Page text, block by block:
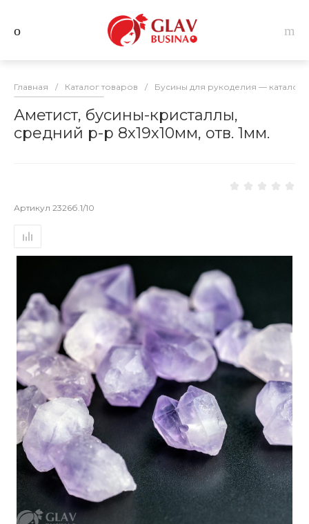
Главная / Каталог товаров / Бусины для рукоделия — каталог
Аметист, бусины-кристаллы,
средний р-р 8х19х10мм, отв. 1мм.
Артикул 2326б.1/10